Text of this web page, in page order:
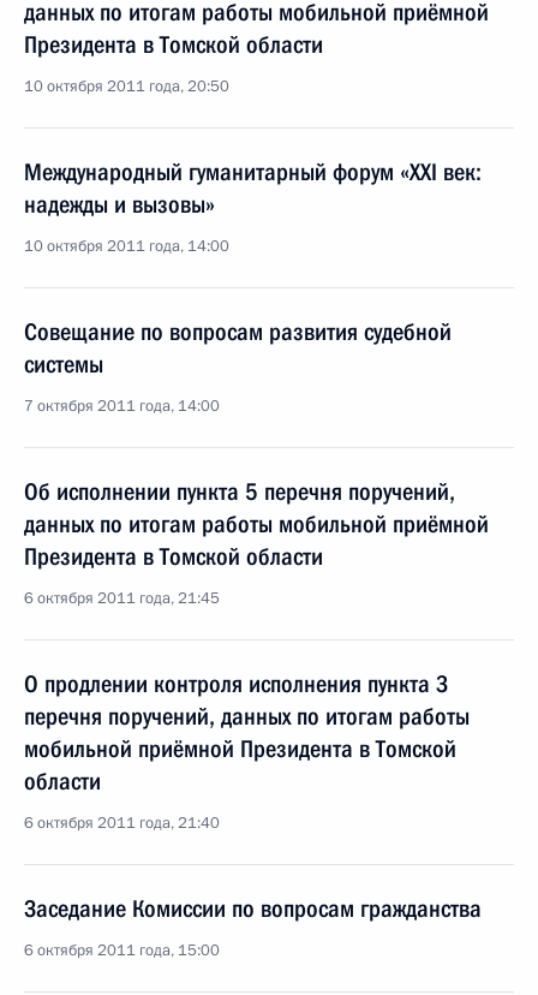
данных по итогам работы мобильной приёмной
Президента в Томской области
10 октября 2011 года, 20:50
Международный гуманитарный форум «XXI век:
надежды и вызовы»
10 октября 2011 года, 14:00
Совещание по вопросам развития судебной
системы
7 октября 2011 года, 14:00
Об исполнении пункта 5 перечня поручений,
данных по итогам работы мобильной приёмной
Президента в Томской области
6 октября 2011 года, 21:45
О продлении контроля исполнения пункта 3
перечня поручений, данных по итогам работы
мобильной приёмной Президента в Томской
области
6 октября 2011 года, 21:40
Заседание Комиссии по вопросам гражданства
6 октября 2011 года, 15:00